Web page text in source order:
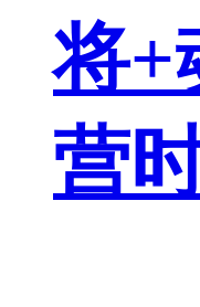
将+
营